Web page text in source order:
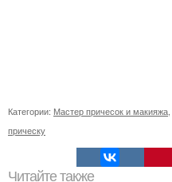
Категории: Мастер причесок и макияжа,
прическу
Читайте также